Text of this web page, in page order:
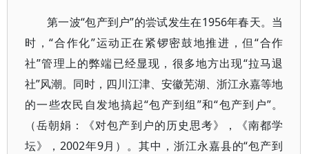
第一波“包产到户”的尝试发生在1956年春天。当
时，“合作化”运动正在紧锣密鼓地推进，但“合作
社”管理上的弊端已经显现，很多地方出现“拉马退
社”风潮。同时，四川江津、安徽芜湖、浙江永嘉等地
的一些农民自发地搞起“包产到组”和“包产到户”。
（岳朝娟：《对包产到户的历史思考》，《南都学
坛》，2002年9月）。其中，浙江永嘉县的“包产到